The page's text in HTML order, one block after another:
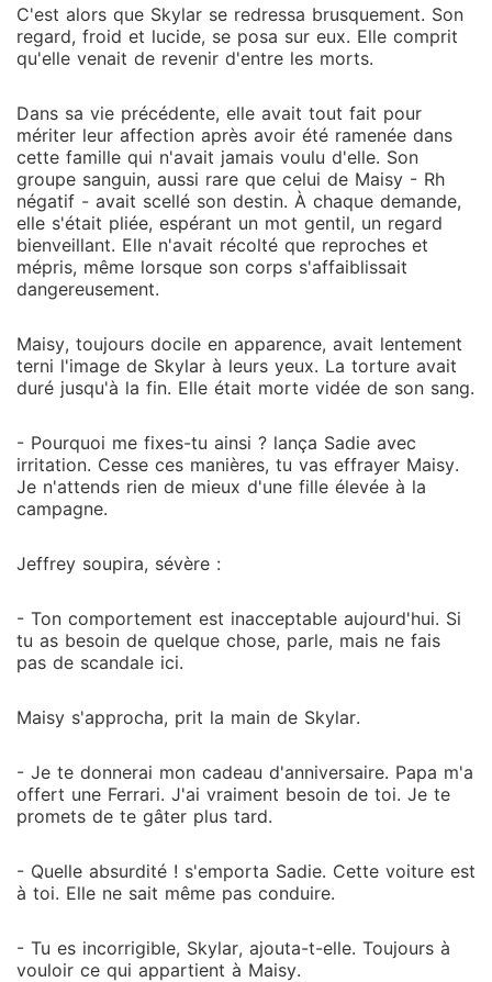
C'est alors que Skylar se redressa brusquement. Son
regard, froid et lucide, se posa sur eux. Elle comprit
qu'elle venait de revenir d'entre les morts.
Dans sa vie précédente, elle avait tout fait pour
mériter leur affection après avoir été ramenée dans
cette famille qui n'avait jamais voulu d'elle. Son
groupe sanguin, aussi rare que celui de Maisy - Rh
négatif - avait scellé son destin. À chaque demande,
elle s'était pliée, espérant un mot gentil, un regard
bienveillant. Elle n'avait récolté que reproches et
mépris, même lorsque son corps s'affaiblissait
dangereusement.
Maisy, toujours docile en apparence, avait lentement
terni l'image de Skylar à leurs yeux. La torture avait
duré jusqu'à la fin. Elle était morte vidée de son sang.
- Pourquoi me fixes-tu ainsi ? lança Sadie avec
irritation. Cesse ces manières, tu vas effrayer Maisy.
Je n'attends rien de mieux d'une fille élevée à la
campagne.
Jeffrey soupira, sévère :
- Ton comportement est inacceptable aujourd'hui. Si
tu as besoin de quelque chose, parle, mais ne fais
pas de scandale ici.
Maisy s'approcha, prit la main de Skylar.
- Je te donnerai mon cadeau d'anniversaire. Papa m'a
offert une Ferrari. J'ai vraiment besoin de toi. Je te
promets de te gâter plus tard.
- Quelle absurdité ! s'emporta Sadie. Cette voiture est
à toi. Elle ne sait même pas conduire.
- Tu es incorrigible, Skylar, ajouta-t-elle. Toujours à
vouloir ce qui appartient à Maisy.